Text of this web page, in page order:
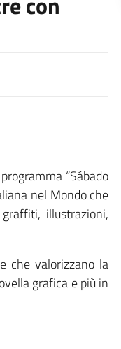
“Sábado
nel Mondo che
illustrazioni,
che valorizzano la
grafica e più in